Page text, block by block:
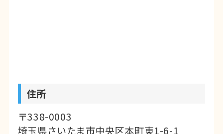
住所
〒338-0003
埼玉県さいたま市中央区本町東1-6-1